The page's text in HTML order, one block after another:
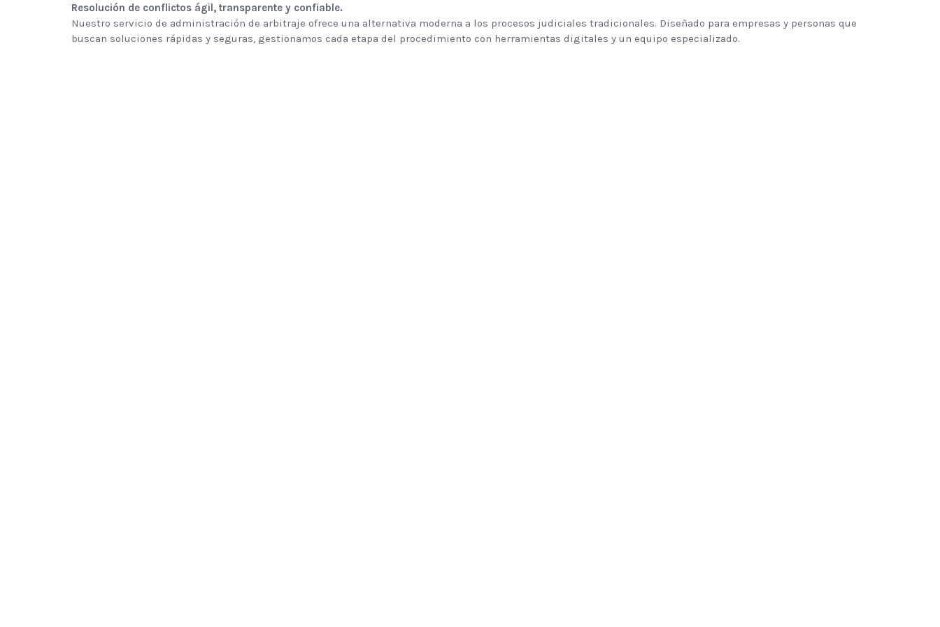
Resolución de conflictos ágil, transparente y confiable.
Nuestro servicio de administración de arbitraje ofrece una alternativa moderna a los procesos judiciales tradicionales. Diseñado para empresas y personas que
buscan soluciones rápidas y seguras, gestionamos cada etapa del procedimiento con herramientas digitales y un equipo especializado.